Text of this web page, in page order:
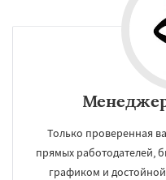
Только проверенная
прямых работодателей,
графиком и